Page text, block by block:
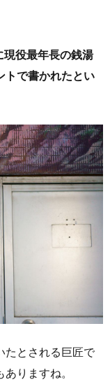
現役最年長の銭湯
トで書かれたとい
たとされる巨匠で
りますね。